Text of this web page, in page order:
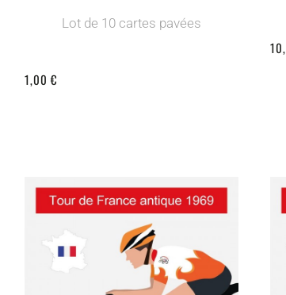
Lot de 10 cartes pavées
1,00 €